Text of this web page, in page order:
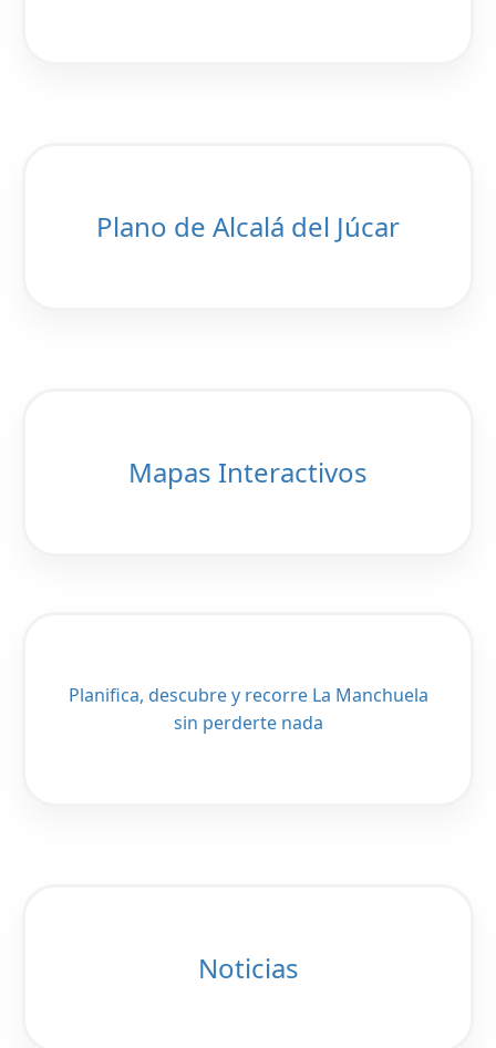
Plano de Alcalá del Júcar
Mapas Interactivos
Planifica, descubre y recorre La Manchuela
sin perderte nada
Noticias